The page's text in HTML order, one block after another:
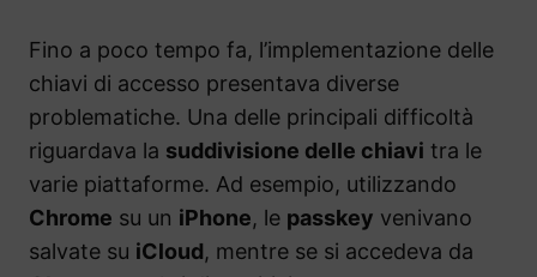
Fino a poco tempo fa, l’implementazione delle
chiavi di accesso presentava diverse
problematiche. Una delle principali difficoltà
riguardava la suddivisione delle chiavi tra le
varie piattaforme. Ad esempio, utilizzando
Chrome su un iPhone, le passkey venivano
salvate su iCloud, mentre se si accedeva da